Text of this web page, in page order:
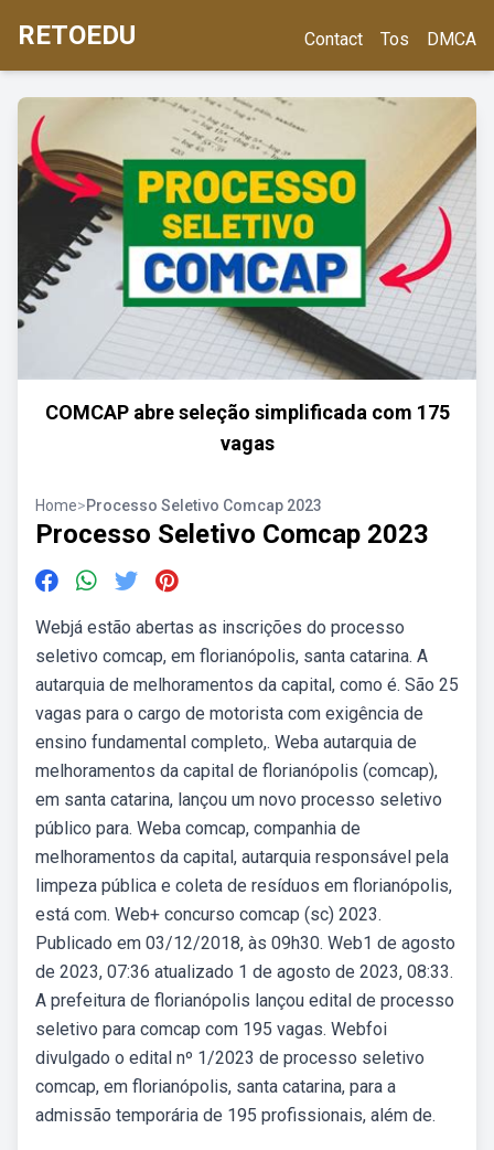
RETOEDU Contact Tos DMCA
COMCAP abre seleção simplificada com 175
vagas
Home>Processo Seletivo Comcap 2023
Processo Seletivo Comcap 2023
Webjá estão abertas as inscrições do processo
seletivo comcap, em florianópolis, santa catarina. A
autarquia de melhoramentos da capital, como é. São 25
vagas para o cargo de motorista com exigência de
ensino fundamental completo,. Weba autarquia de
melhoramentos da capital de florianópolis (comcap),
em santa catarina, lançou um novo processo seletivo
público para. Weba comcap, companhia de
melhoramentos da capital, autarquia responsável pela
limpeza pública e coleta de resíduos em florianópolis,
está com. Web+ concurso comcap (sc) 2023.
Publicado em 03/12/2018, às 09h30. Web1 de agosto
de 2023, 07:36 atualizado 1 de agosto de 2023, 08:33.
A prefeitura de florianópolis lançou edital de processo
seletivo para comcap com 195 vagas. Webfoi
divulgado o edital nº 1/2023 de processo seletivo
comcap, em florianópolis, santa catarina, para a
admissão temporária de 195 profissionais, além de.